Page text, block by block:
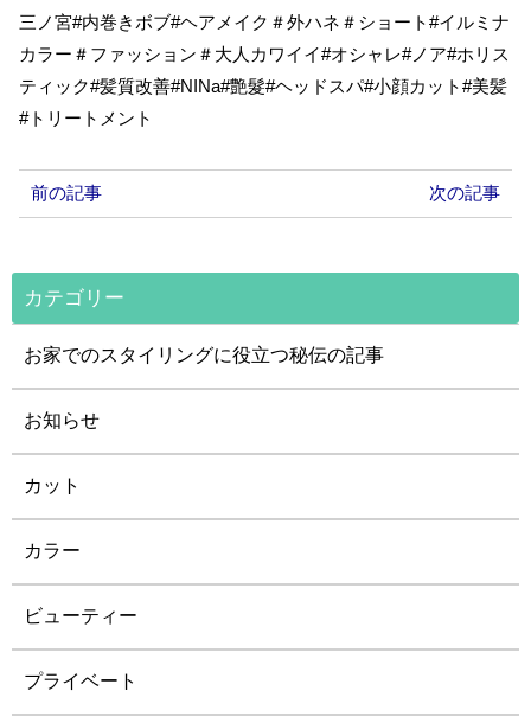
三ノ宮#内巻きボブ#ヘアメイク＃外ハネ＃ショート#イルミナ
カラー＃ファッション＃大人カワイイ#オシャレ#ノア#ホリス
ティック#髪質改善#NINa#艶髮#ヘッドスパ#小顔カット#美髪
#トリートメント
前の記事 次の記事
カテゴリー
お家でのスタイリングに役立つ秘伝の記事
お知らせ
カット
カラー
ビューティー
プライベート